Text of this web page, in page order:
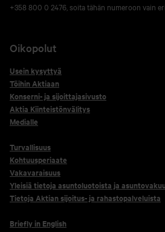
+358 800 0 2476, soita tähän numeroon vain
Oikopolut
Usein kysyttyä
Töihin Aktiaan
Konserni- ja sijoittajasivusto
Aktia Kiinteistönvälitys
Medialle
Turvallisuus
Kohtuusperiaate
Vakavaraisuus
Yleisiä tietoja asuntoluotoista ja
Tietoja Aktian sijoitus- ja rahastopalveluista
Briefly in English